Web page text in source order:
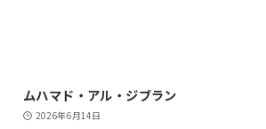
ムハマド・アル・ジブラン
2026年6月14日